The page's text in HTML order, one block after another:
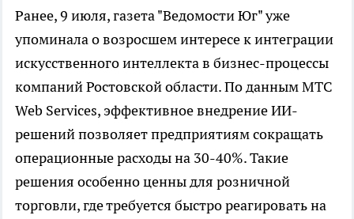
Ранее, 9 июля, газета "Ведомости Юг" уже
упоминала о возросшем интересе к интеграции
искусственного интеллекта в бизнес-процессы
компаний Ростовской области. По данным МТС
Web Services, эффективное внедрение ИИ-
решений позволяет предприятиям сокращать
операционные расходы на 30-40%. Такие
решения особенно ценны для розничной
торговли, где требуется быстро реагировать на